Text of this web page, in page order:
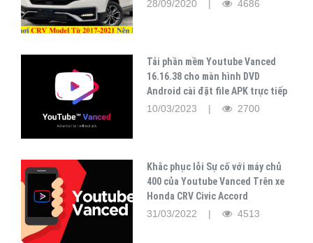
28/09/2020 |
4686
Tải phần mềm Youtube Vanced
16.16.38 cho màn hình DVD
Android cài đặt file APK trực tiếp
10/03/2023 |
2700
Khắc phục lỗi Sự cố với máy chủ
400 của Youtube Vanced Trên xe
Honda CRV Civic Accord
31/03/2022 |
4513